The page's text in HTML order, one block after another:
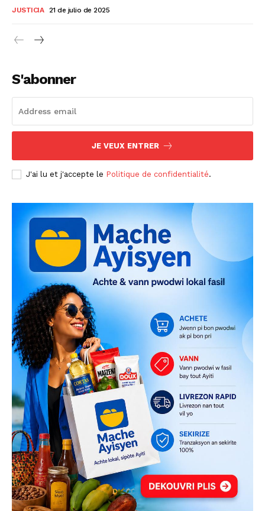
JUSTICIA 21 de julio de 2025
S'abonner
JE VEUX ENTRER
J'ai lu et j'accepte le Politique de confidentialité.